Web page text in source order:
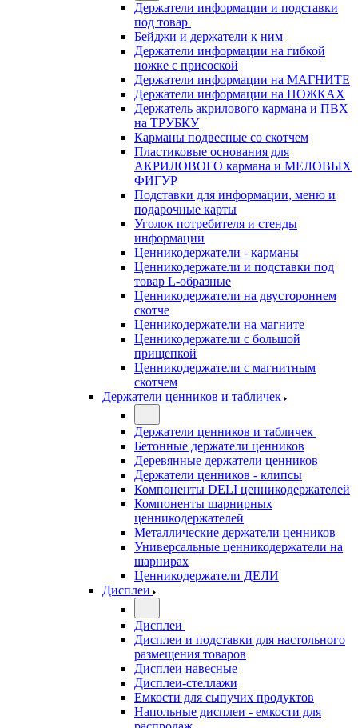
Держатели информации и подставки
под товар
Бейджи и держатели к ним
Держатели информации на гибкой
ножке с присоской
Держатели информации на МАГНИТЕ
Держатели информации на НОЖКАХ
Держатель акрилового кармана и ПВХ
на ТРУБКУ
Карманы подвесные со скотчем
Пластиковые основания для
АКРИЛОВОГО кармана и МЕЛОВЫХ
ФИГУР
Подставки для информации, меню и
подарочные карты
Уголок потребителя и стенды
информации
Ценникодержатели - карманы
Ценникодержатели и подставки под
товар L-образные
Ценникодержатели на двустороннем
скотче
Ценникодержатели на магните
Ценникодержатели с большой
прищепкой
Ценникодержатели с магнитным
скотчем
Держатели ценников и табличек
Держатели ценников и табличек
Бетонные держатели ценников
Деревянные держатели ценников
Держатели ценников - клипсы
Компоненты DELI ценникодержателей
Компоненты шарнирных
ценникодержателей
Металлические держатели ценников
Универсальные ценникодержатели на
шарнирах
Ценникодержатели ДЕЛИ
Дисплеи
Дисплеи
Дисплеи и подставки для настольного
размещения товаров
Дисплеи навесные
Дисплеи-стеллажи
Емкости для сыпучих продуктов
Напольные дисплеи - емкости для